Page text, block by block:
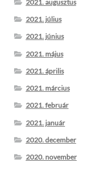
2021. augusztus
2021. július
2021. június
2021. május
2021. április
2021. március
2021. február
2021. január
2020. december
2020. november